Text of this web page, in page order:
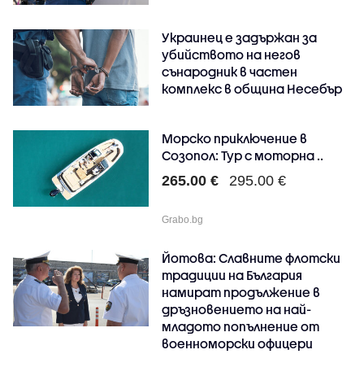
Украинец е задържан за
убийството на негов
сънародник в частен
комплекс в община Несебър
Морско приключение в
Созопол: Тур с моторна ..
265.00 € 295.00 €
Grabo.bg
Йотова: Славните флотски
традиции на България
намират продължение в
дръзновението на най-
младото попълнение от
военноморски офицери